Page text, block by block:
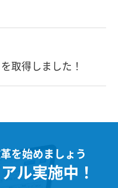
取得しました！
を始めましょう
ル実施中！